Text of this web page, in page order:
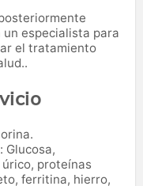
especialista para
el tratamiento
: Glucosa,
proteínas
ferritina, hierro,